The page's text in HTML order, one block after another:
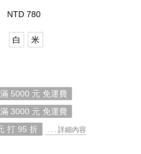
NTD 780
白 米
5000 元 免運費
3000 元 免運費
打 95 折
. . . 詳細內容